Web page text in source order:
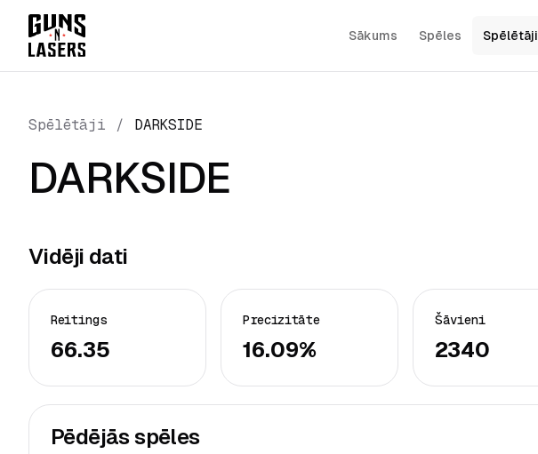
Sākums Spēles Spēlētāji
Spēlētāji / DARKSIDE
DARKSIDE
Vidēji dati
Reitings
66.35
Precizitāte
16.09%
Šāvieni
2340
Pēdējās spēles